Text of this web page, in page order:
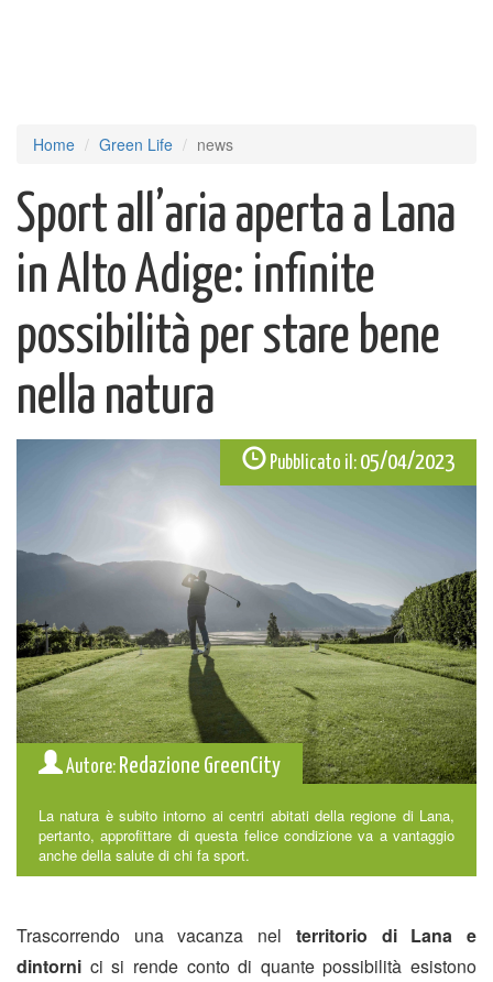
Home Green Life news
Sport all’aria aperta a Lana
in Alto Adige: infinite
possibilità per stare bene
nella natura
Pubblicato il: 05/04/2023
Autore: Redazione GreenCity
La natura è subito intorno ai centri abitati della regione di Lana,
pertanto, approfittare di questa felice condizione va a vantaggio
anche della salute di chi fa sport.
Trascorrendo una vacanza nel
territorio di Lana e
dintorni ci si rende conto di quante possibilità esistono